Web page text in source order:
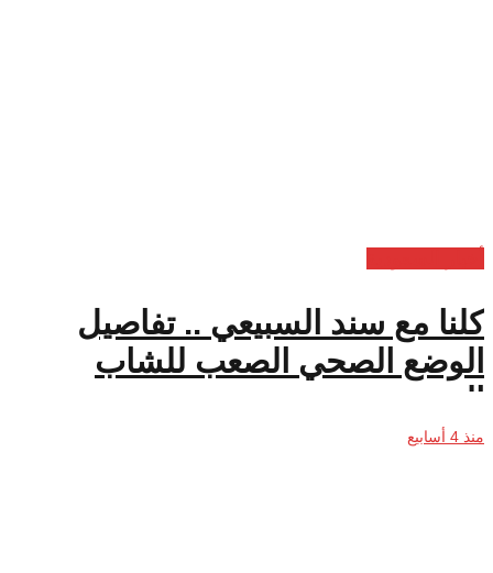
كلنا مع سند السبيعي .. تفاصيل
الوضع الصحي الصعب للشاب
السعودي
منذ 4 أسابيع